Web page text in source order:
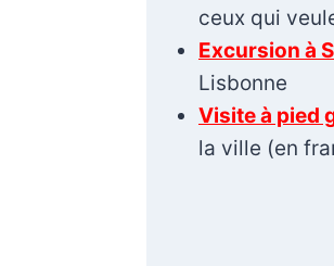
ceux qui
Excursion à
Lisbonne
Visite à pied
la ville (en